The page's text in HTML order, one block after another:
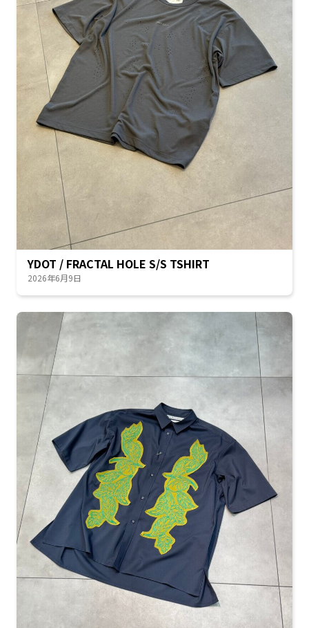
YDOT / FRACTAL HOLE S/S TSHIRT
2026年6月9日